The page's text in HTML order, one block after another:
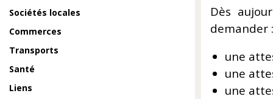
Sociétés locales
Commerces
Transports
Santé
Liens
Dès
demander :
une
une
une